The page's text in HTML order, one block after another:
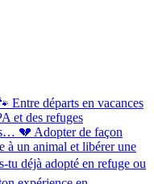
Entre départs en vacances
et des refuges
💔 Adopter de façon
à un animal et libérer une
déjà adopté en refuge ou